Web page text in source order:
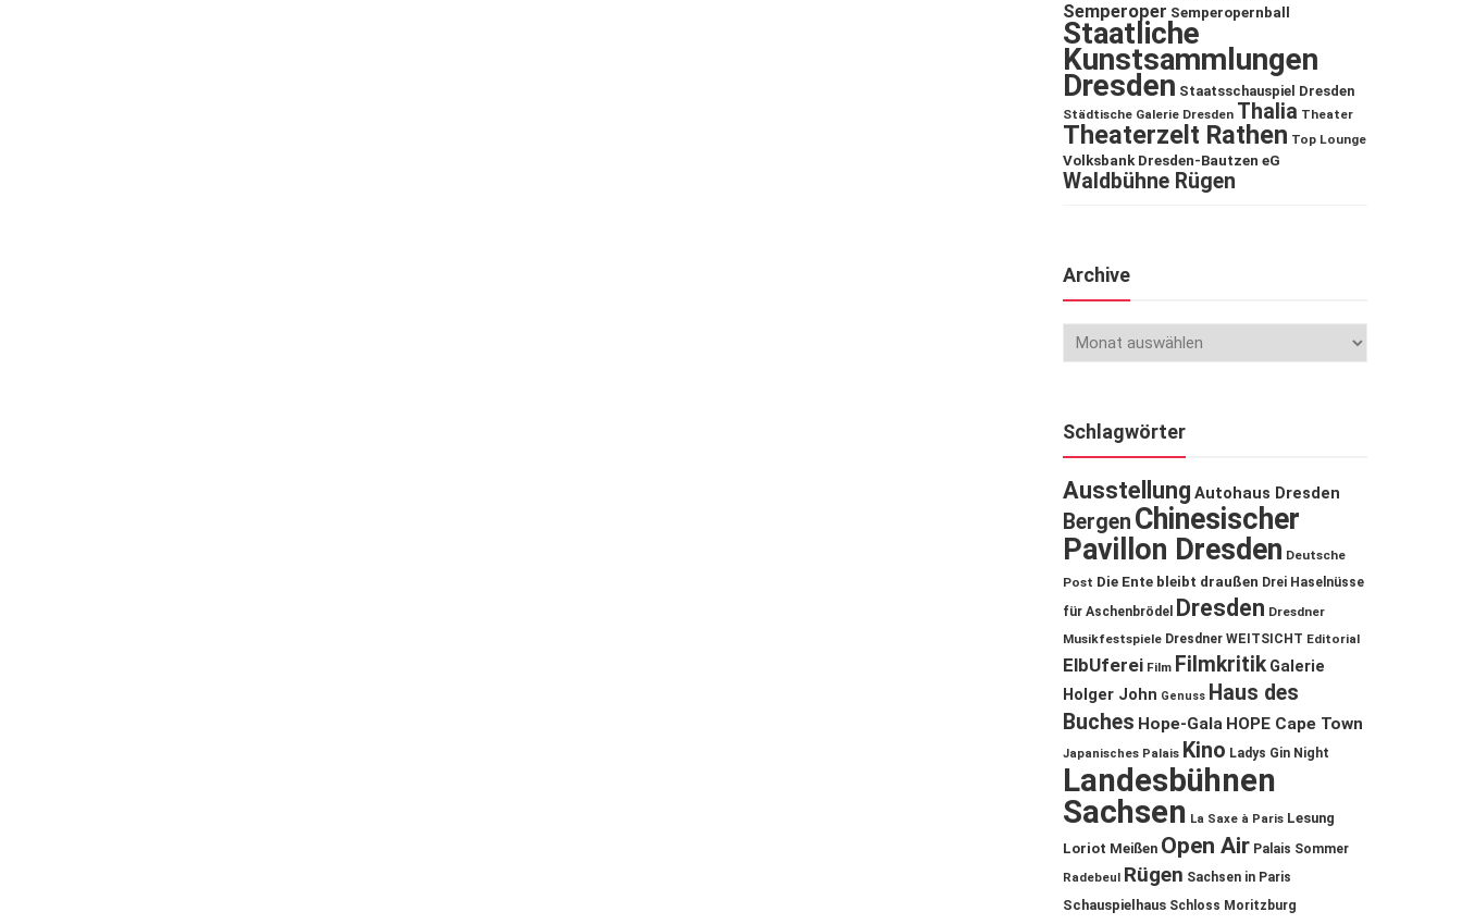
Semperoper Semperopernball
Staatliche
Kunstsammlungen
Dresden Staatsschauspiel Dresden
Städtische Galerie Dresden Thalia Theater
Theaterzelt Rathen Top Lounge
Volksbank Dresden-Bautzen eG
Waldbühne Rügen
Archive
Schlagwörter
Ausstellung Autohaus Dresden
Bergen Chinesischer
Pavillon Dresden Deutsche
Post Die Ente bleibt draußen Drei Haselnüsse
für Aschenbrödel
Dresden Dresdner
Musikfestspiele Dresdner WEITSICHT Editorial
ElbUferei Film Filmkritik Galerie
Holger John Genuss Haus des
Buches Hope-Gala HOPE Cape Town
Japanisches Palais Kino Ladys Gin Night
Landesbühnen
Sachsen La Saxe à Paris Lesung
Loriot Meißen Open Air Palais Sommer
Radebeul Rügen Sachsen in Paris
Schauspielhaus Schloss Moritzburg